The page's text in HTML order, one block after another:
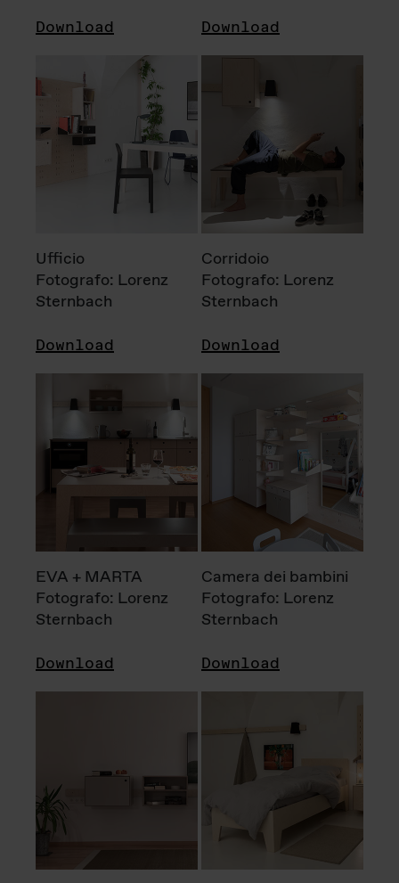
Download Download
Ufficio
Fotografo: Lorenz
Sternbach
Download
Corridoio
Fotografo: Lorenz
Sternbach
Download
EVA + MARTA
Fotografo: Lorenz
Sternbach
Download
Camera dei bambini
Fotografo: Lorenz
Sternbach
Download